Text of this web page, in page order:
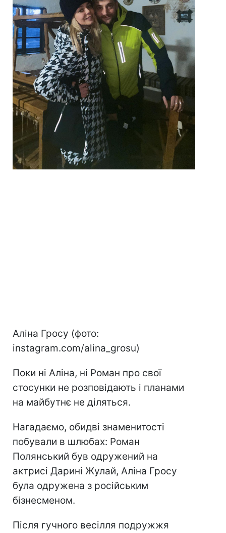
Аліна Гросу (фото:
instagram.com/alina_grosu)
Поки ні Аліна, ні Роман про свої
стосунки не розповідають і планами
на майбутнє не діляться.
Нагадаємо, обидві знаменитості
побували в шлюбах: Роман
Полянський був одружений на
актрисі Дарині Жулай, Аліна Гросу
була одружена з російським
бізнесменом.
Після гучного весілля подружжя